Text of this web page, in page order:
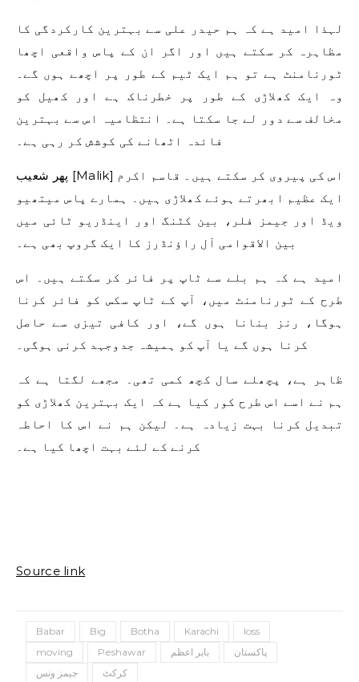
لہذا امید ہے کہ ہم حیدر علی سے بہترین کارکردگی کا
مظاہرہ کر سکتے ہیں اور اگر ان کے پاس واقعی اچھا
ٹورنامنٹ ہے تو ہم ایک ٹیم کے طور پر اچھے ہوں گے۔
وہ ایک کھلاڑی کے طور پر خطرناک ہے اور کھیل کو
مخالف سے دور لے جا سکتا ہے۔ انتظامیہ اس سے بہترین
فائدہ اٹھانے کی کوشش کر رہی ہے۔
پھر شعیب [Malik] اس کی پیروی کر سکتے ہیں۔ قاسم اکرم
ایک عظیم ابھرتے ہوئے کھلاڑی ہیں۔ ہمارے پاس میتھیو
ویڈ اور جیمز فلر، بین کٹنگ اور اینڈریو ٹائی میں
بین الاقوامی آل راؤنڈرز کا ایک گروپ بھی ہے۔
امید ہے کہ ہم بلے سے ٹاپ پر فائر کر سکتے ہیں۔ اس
طرح کے ٹورنامنٹ میں، آپ کے ٹاپ سکس کو فائر کرنا
ہوگا، رنز بنانا ہوں گے، اور کافی تیزی سے حاصل
کرنا ہوں گے یا آپ کو ہمیشہ جدوجہد کرنی ہوگی۔
ظاہر ہے، پچھلے سال کچھ کمی تھی۔ مجھے لگتا ہے کہ
ہم نے اسے اس طرح کور کیا ہے کہ ایک بہترین کھلاڑی کو
تبدیل کرنا بہت زیادہ ہے۔ لیکن ہم نے اس کا احاطہ
کرنے کے لئے بہت اچھا کیا ہے۔
Source link
Babar Big Botha Karachi
loss
moving
Peshawar بابر اعظم
پاکستان
جیمز ونس
کرکٹ